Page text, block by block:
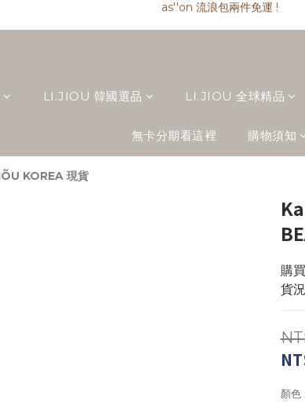
as''on 流浪包兩件免運 !
as''on 流浪包匯款現折 $ 100
as''on 流浪包兩件免運 !
LI.JIOU 韓國選品 LI.JIOU 全球精品
無卡分期看這裡 購物須知
KOREA 現貨
購
貨
顏色